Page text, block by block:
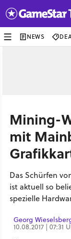
NEWS
Mining-
mit
Das Schürfen
ist aktuell so
spezielle
Georg
10.08.2017 | 07:31